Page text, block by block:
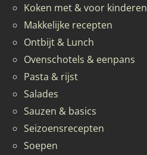
Koken met & voor kinderen
Makkelijke recepten
Ontbijt & Lunch
Ovenschotels & eenpans
Pasta & rijst
Salades
Sauzen & basics
Seizoensrecepten
Soepen